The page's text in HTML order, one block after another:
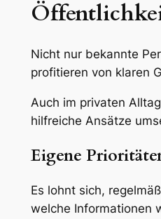
Nicht nur bekannte
profitieren von klaren
Auch im privaten
hilfreiche Ansätze
Eigene
Es lohnt sich,
welche Informationen